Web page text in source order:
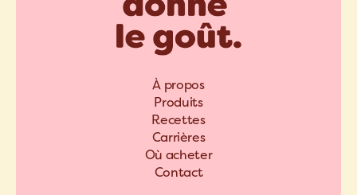
À propos
Produits
Recettes
Carrières
Où acheter
Contact